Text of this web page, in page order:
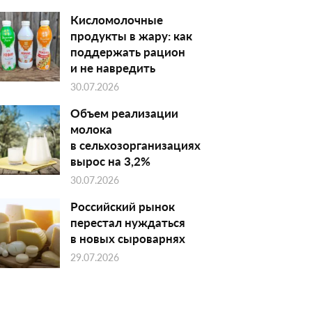
Кисломолочные
продукты в жару: как
поддержать рацион
и не навредить
30.07.2026
Объем реализации
молока
в сельхозорганизациях
вырос на 3,2%
30.07.2026
Российский рынок
перестал нуждаться
в новых сыроварнях
29.07.2026